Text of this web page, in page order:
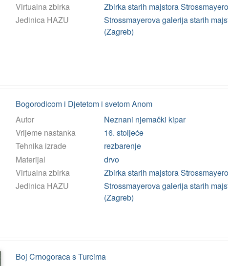
Virtualna zbirka
Zbirka starih majstora
Jedinica HAZU
Strossmayerova galerija starih
(Zagreb)
Bogorodicom i Djetetom i svetom Anom
Autor
Neznani njemački kipar
Vrijeme nastanka
16. stoljeće
Tehnika izrade
rezbarenje
Materijal
drvo
Virtualna zbirka
Zbirka starih majstora
Jedinica HAZU
Strossmayerova galerija starih
(Zagreb)
Boj Crnogoraca s Turcima